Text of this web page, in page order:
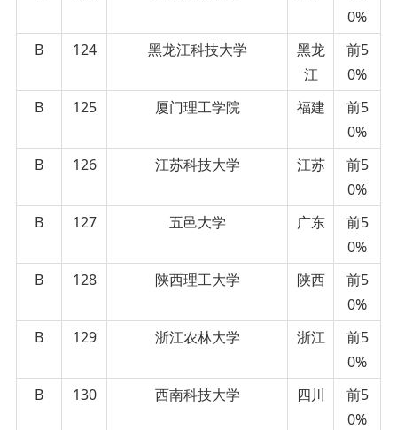
0%
B
124 黑龙江科技大学
黑龙
江
前5
0%
B
125 厦门理工学院 福建
前5
0%
B
126 江苏科技大学 江苏
前5
0%
B
127 五邑大学 广东
前5
0%
B
128 陕西理工大学 陕西
前5
0%
B
129 浙江农林大学 浙江
前5
0%
B
130 西南科技大学 四川
前5
0%